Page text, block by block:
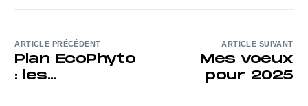
ARTICLE PRÉCÉDENT
Plan EcoPhyto
: les
ARTICLE SUIVANT
Mes voeux
pour 2025